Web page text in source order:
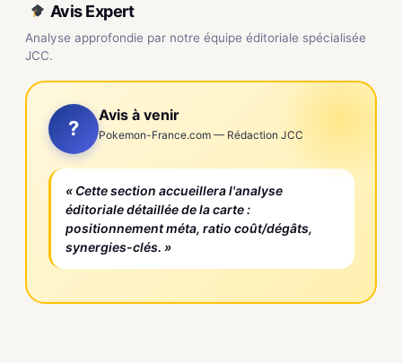
Avis Expert
Analyse approfondie par notre équipe éditoriale spécialisée
JCC.
?
Avis à venir
Pokemon-France.com — Rédaction JCC
« Cette section accueillera l'analyse
éditoriale détaillée de la carte :
positionnement méta, ratio coût/dégâts,
synergies-clés. »